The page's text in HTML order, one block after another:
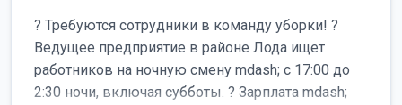
? Требуются сотрудники в команду уборки! ?
Ведущее предприятие в районе Лода ищет
работников на ночную смену mdash; с 17:00 до
2:30 ночи, включая субботы. ? Зарплата mdash;